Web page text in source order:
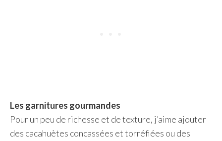
Les garnitures gourmandes
Pour un peu de richesse et de texture, j’aime ajouter
des cacahuètes concassées et torréfiées ou des